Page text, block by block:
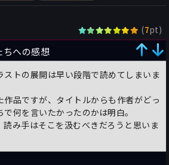
(7pt)
ちへの感想
ストの展開は早い段階で読めてしまいま
作品ですが、タイトルからも作者がどっ
何を言いたかったのかは明白。
み手はそこを汲むべきだろうと思いま